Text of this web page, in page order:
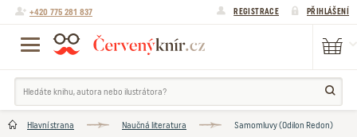
+420 775 281 837 REGISTRACE PŘIHLÁŠENÍ
Hlavní strana Naučná literatura Samomluvy (Odilon Redon)